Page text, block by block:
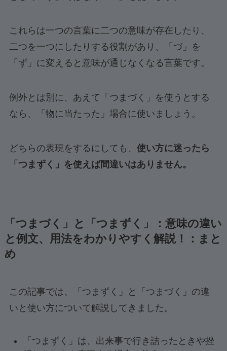
これらは一つの言葉に二つの意味が存在したり、
二つを一つにしたりする役割があり、「づ」を
「ず」に変えると意味が通じなくなる言葉です。
例外とは別に、あえて「つまづく」を使うとする
なら、「物に当たった」場合に使いましょう。
どちらの表現をするにしても、 使い方に迷ったら
「つまずく」を使えば間違いはありません。
「つまづく」と「つまずく」：意味の違い
と例文、用法をわかりやすく解説！：まと
め
この記事では、「つまずく」と「つまづく」の違
いと使い方について解説してきました。
「つまずく」は、出来事で行き詰ったときや挫